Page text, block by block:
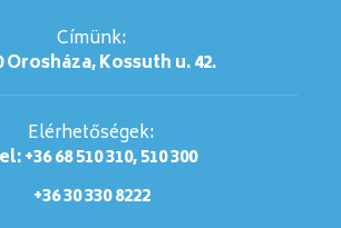
Címünk:
Orosháza, Kossuth u. 42.
Elérhetőségek:
+36 68 510 310, 510 300
+36 30 330 8222